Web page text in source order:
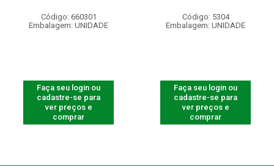
Código: 660301
Embalagem: UNIDADE
Faça seu login ou
cadastre-se para
ver preços e
comprar
Código: 5304
Embalagem: UNIDADE
Faça seu login ou
cadastre-se para
ver preços e
comprar